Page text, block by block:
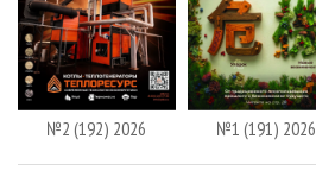
№2 (192) 2026 №1 (191) 2026